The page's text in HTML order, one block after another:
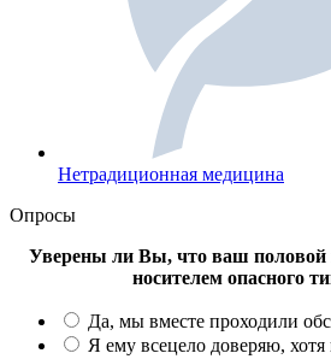
Нетрадиционная медицина
Опросы
Уверены ли Вы, что ваш половой
носителем опасного
Да, мы вместе проходили
Я ему всецело доверяю, хотя